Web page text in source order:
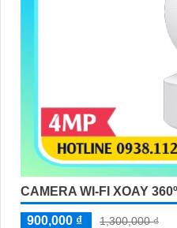
CAMERA WI-FI XOAY
900,000 ₫ 1,300,000 ₫